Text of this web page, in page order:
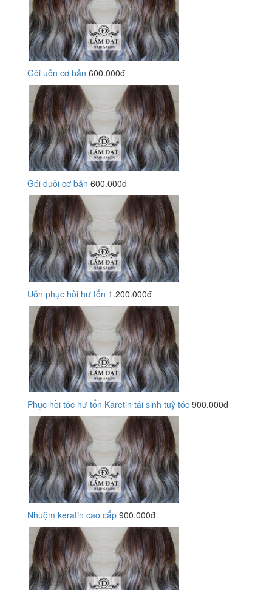
Gói uốn cơ bản 600.000đ
Gói duỗi cơ bản 600.000đ
Uốn phục hồi hư tổn 1.200.000đ
Phục hồi tóc hư tổn Karetin tái sinh tuỷ tóc 900.000đ
Nhuộm keratin cao cấp 900.000đ